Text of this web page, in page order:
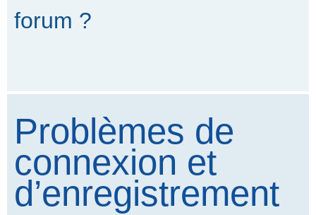
forum ?
Problèmes de
connexion et
d’enregistrement